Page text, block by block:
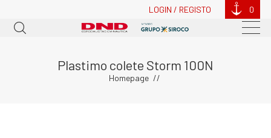
LOGIN / REGISTO 0
Plastimo colete Storm 100N
Homepage